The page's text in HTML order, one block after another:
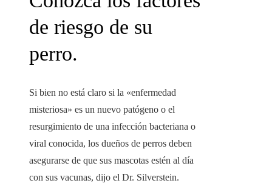
de riesgo de su
perro.
Si bien no está claro si la «enfermedad
misteriosa» es un nuevo patógeno o el
resurgimiento de una infección bacteriana o
viral conocida, los dueños de perros deben
asegurarse de que sus mascotas estén al día
con sus vacunas, dijo el Dr. Silverstein.